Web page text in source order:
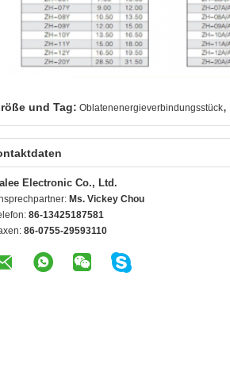
und Tag: Oblatenenergieverbindungsstück,
Electronic Co., Ltd.
Ms. Vickey Chou
86-13425187581
86-0755-29593110